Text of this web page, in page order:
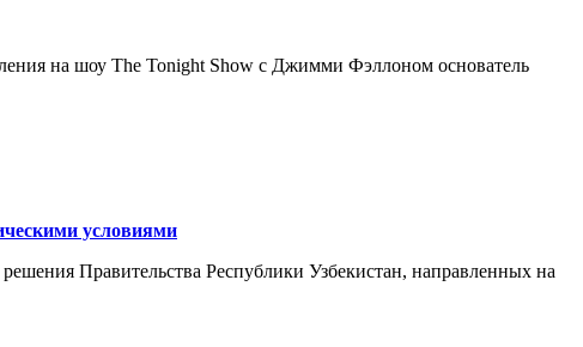
на шоу The Tonight Show с Джимми Фэллоном основатель
условиями
Правительства Республики Узбекистан, направленных на